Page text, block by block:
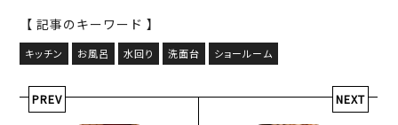
【 記事のキーワード 】
キッチン お風呂 水回り 洗面台 ショールーム
PREV NEXT